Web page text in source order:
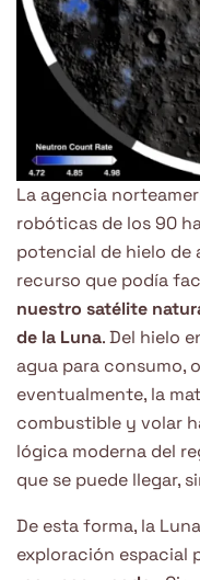
La agencia
robóticas de los 90
potencial de hielo de
recurso que podía
nuestro satélite
de la Luna. Del hielo
agua para consumo,
eventualmente, la
combustible y volar
lógica moderna del
que se puede llegar,
De esta forma, la
exploración espacial